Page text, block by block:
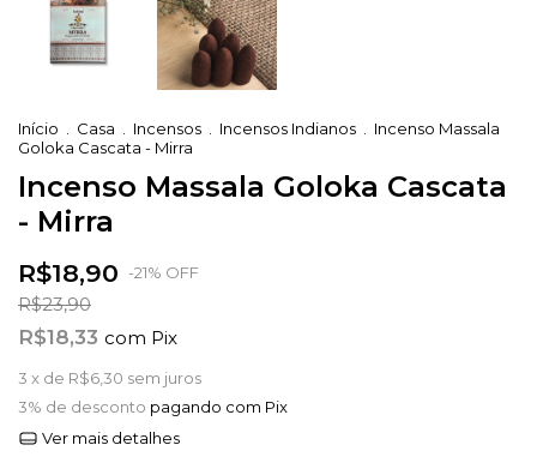
Início Casa Incensos Incensos Indianos
Incenso Massala
Goloka Cascata - Mirra
Incenso Massala Goloka Cascata
- Mirra
R$18,90 -21% OFF
R$23,90
R$18,33 com Pix
3 x de R$6,30 sem juros
3% de desconto pagando com Pix
Ver mais detalhes